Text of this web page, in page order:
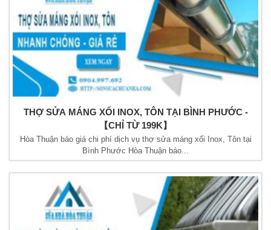
THỢ SỬA MÁNG XỐI INOX, TÔN TẠI BÌNH PHƯỚC -
【CHỈ TỪ 199K】
Hòa Thuận báo giá chi phí dịch vụ thợ sửa máng xối Inox, Tôn tại
Bình Phước Hòa Thuận báo...